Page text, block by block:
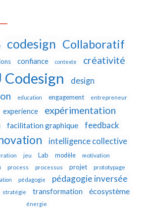
codesign Collaboratif
confiance contexte créativité
Codesign design
education engagement entrepreneur
experience
expérimentation
facilitation graphique feedback
intelligence collective
jeu Lab modèle motivation
process processus projet prototypage
pédagogie pédagogie inversée
stratégie transformation écosystème
énergie